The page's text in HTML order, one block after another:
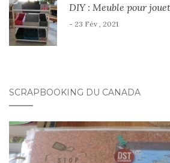
DIY : Meuble pour
- 23 Fév , 2021
SCRAPBOOKING DU CANADA